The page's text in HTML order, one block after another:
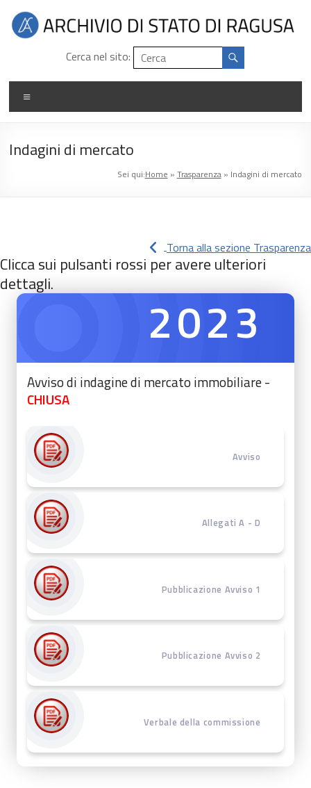
contenuto
Archivio
di
stato
di
Ragusa
Cerca nel sito:
Indagini di mercato
Sei qui:Home » Trasparenza» Indagini di mercato
Torna alla sezione Trasparenza
Clicca sui pulsanti rossi per avere ulteriori
dettagli.
2023
Avviso di indagine di mercato immobiliare -
CHIUSA
Avviso
Allegati A - D
Pubblicazione Avviso 1
Pubblicazione Avviso 2
Verbale della commissione